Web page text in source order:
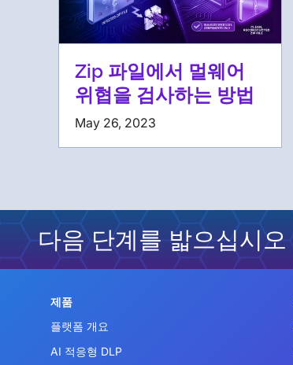
Zip 파일에서 멀웨어
위협을 검사하는 방법
May 26, 2023
다음 단계를 밟으십시오
제품
플랫폼 개요
AI 적응형 DLP